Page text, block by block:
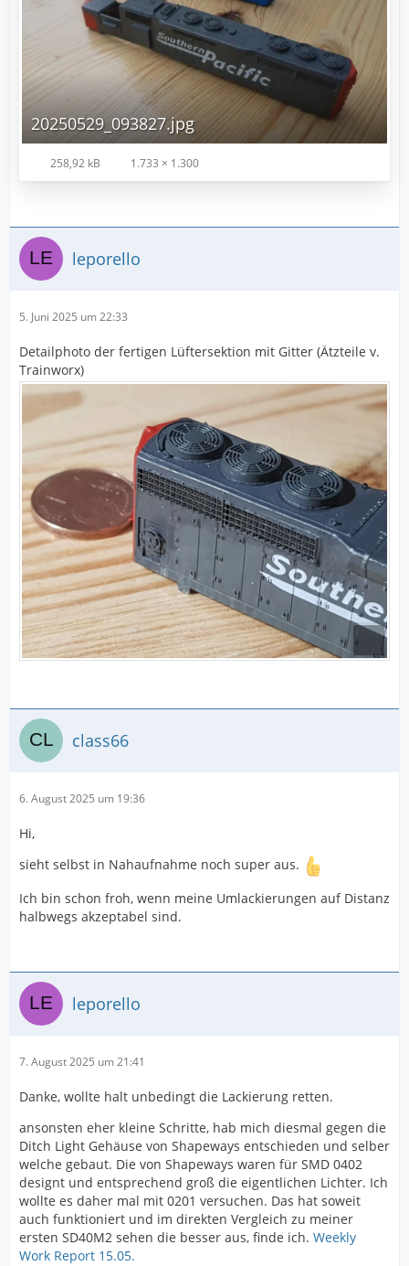
20250529_093827.jpg
258,92 kB 1.733 × 1.300
leporello
5. Juni 2025 um 22:33
Detailphoto der fertigen Lüftersektion mit Gitter (Ätzteile v.
Trainworx)
class66
6. August 2025 um 19:36
Hi,
sieht selbst in Nahaufnahme noch super aus.
Ich bin schon froh, wenn meine Umlackierungen auf Distanz
halbwegs akzeptabel sind.
leporello
7. August 2025 um 21:41
Danke, wollte halt unbedingt die Lackierung retten.
ansonsten eher kleine Schritte, hab mich diesmal gegen die
Ditch Light Gehäuse von Shapeways entschieden und selber
welche gebaut. Die von Shapeways waren für SMD 0402
designt und entsprechend groß die eigentlichen Lichter. Ich
wollte es daher mal mit 0201 versuchen. Das hat soweit
auch funktioniert und im direkten Vergleich zu meiner
ersten SD40M2 sehen die besser aus, finde ich. Weekly
Work Report 15.05.